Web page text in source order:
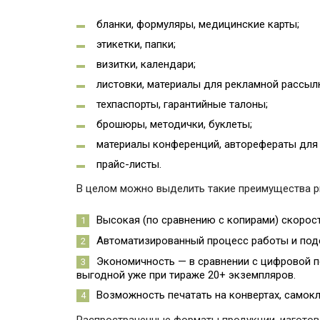
бланки, формуляры, медицинские карты;
этикетки, папки;
визитки, календари;
листовки, материалы для рекламной
техпаспорты, гарантийные талоны;
брошюры, методички, буклеты;
материалы конференций, авторефераты для
прайс-листы.
В целом можно выделить такие преимущества
Высокая (по сравнению с копирами)
Автоматизированный процесс работы и
Экономичность — в сравнении с цифровой
выгодной уже при тираже 20+ экземпляров.
Возможность печатать на конвертах,